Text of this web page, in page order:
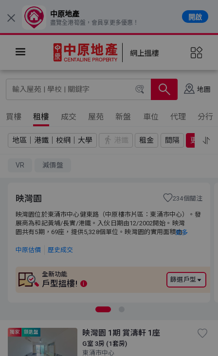
網上搵樓
地圖
買樓 租樓 成交 屋苑 新盤 車位 代理 分行
地區｜港鐵｜校網｜大學 港鐵 租金 間隔 更多
VR 減價盤
映灣園 234個關注
映灣園位於東涌市中心健東路（中原樓市片區：東涌市中心）。發
展商為和記黃埔/長實/港鐵。入伙日期由12/2002開始。映灣園共
有5期，69座，提供5,328個單位。映灣園的實用面積由463呎至
島區。
映灣園位於東涌市中心健東路（中原樓市片區：東涌市中心）。發
展商為和記黃埔/長實/港鐵。入伙日期由12/2002開始。映灣
園共有5期，69座，提供5,328個單位。映灣園的實用面積由
中學校網為離島區。
更多
中原估價 歷史成交
全新功能
戶型搵樓! i
篩選戶型
獨家 鎖匙盤 映灣園 1期 賞濤軒 1座
G室 3房 (1套房)
東涌市中心
× 中原地產
盡覽全港筍盤，會員享更多優惠！
開啟